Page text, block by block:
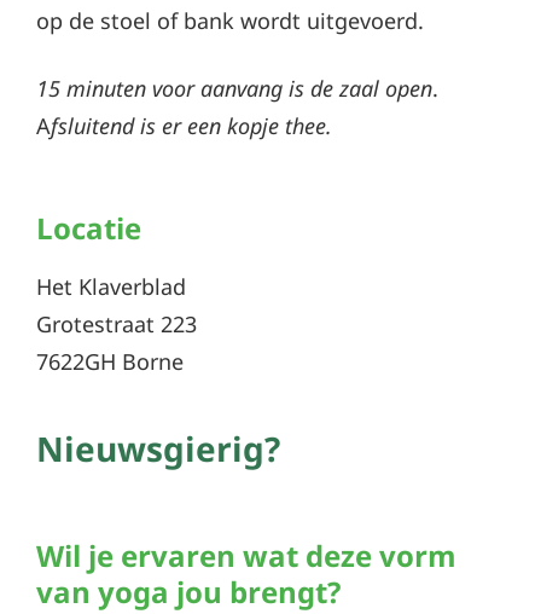
op de stoel of bank wordt uitgevoerd.
15 minuten voor aanvang is de zaal open.
Afsluitend is er een kopje thee.
Locatie
Het Klaverblad
Grotestraat 223
7622GH Borne
Nieuwsgierig?
Wil je ervaren wat deze vorm
van yoga jou brengt?